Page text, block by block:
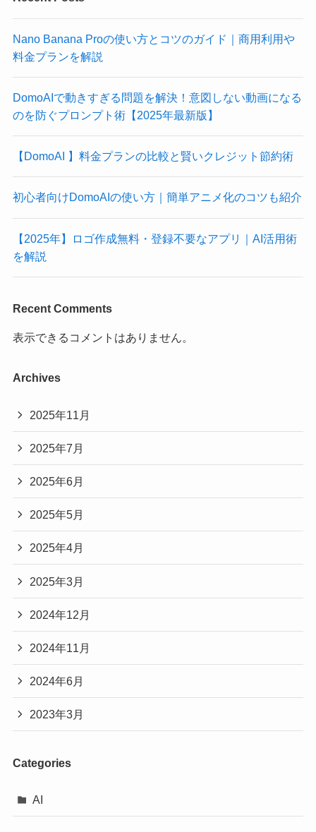
Nano Banana Proの使い方とコツのガイド｜商用利用や
料金プランを解説
DomoAIで動きすぎる問題を解決！意図しない動画になる
のを防ぐプロンプト術【2025年最新版】
【DomoAI 】料金プランの比較と賢いクレジット節約術
初心者向けDomoAIの使い方｜簡単アニメ化のコツも紹介
【2025年】ロゴ作成無料・登録不要なアプリ｜AI活用術
を解説
Recent Comments
表示できるコメントはありません。
Archives
2025年11月
2025年7月
2025年6月
2025年5月
2025年4月
2025年3月
2024年12月
2024年11月
2024年6月
2023年3月
Categories
AI